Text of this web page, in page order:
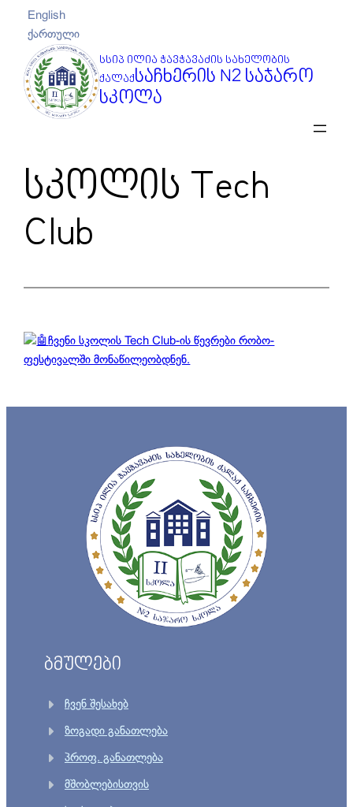
შიგთავსზე
გადასვლა
English
ქართული
სსიპ ილია ჭავჭავაძის სახელობის
ქალაქსაჩხერის N2 საჯარო
სკოლა
სკოლის Tech
Club
ჩვენი სკოლის Tech Club-ის წევრები რობო-
ფესტივალში მონაწილეობდნენ.
ბმულები
ჩვენ შესახებ
ზოგადი განათლება
პროფ. განათლება
მშობლებისთვის